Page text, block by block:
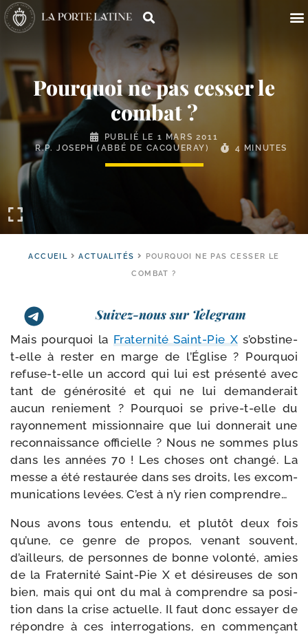
Pourquoi ne pas cesser le
combat ?
PUBLIÉ LE 1 MARS 2011
R.P. JOSEPH (ABBÉ DE CACQUERAY)
4 MINUTES
ACCUEIL ACTUALITÉS
POURQUOI NE PAS CESSER LE
COMBAT ?
Suivez-nous sur Telegram
Mais pour­quoi la Fraternité Saint-​Pie X s’obstine-
t‑elle à res­ter en marge de l’Église ? Pourquoi
refuse-​t-​elle un accord qui lui est pré­sen­té avec
tant de géné­ro­si­té et qui ne lui deman­de­rait
aucun renie­ment ? Pourquoi se prive-​t-​elle du
rayon­ne­ment mis­sion­naire que lui don­ne­rait une
recon­nais­sance offi­cielle ? Nous ne sommes plus
dans les années 70 ! Les choses ont chan­gé. La
messe a été res­tau­rée dans ses droits, les excom­
mu­ni­ca­tions levées. C’est à n’y rien comprendre…
Nous avons tous enten­du, et plu­tôt deux fois
qu’une, ce genre de pro­pos, venant sou­vent,
d’ailleurs, de per­sonnes de bonne volon­té, amies
de la Fraternité Saint-​Pie X et dési­reuses de son
bien, mais qui ont du mal à com­prendre sa posi­
tion dans la crise actuelle. Il faut donc essayer de
répondre à ces inter­ro­ga­tions, en com­men­çant